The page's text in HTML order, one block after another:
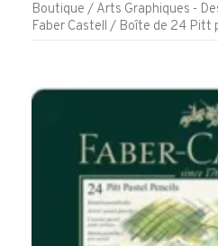
Boutique / Arts Graphiques -
Faber Castell / Boîte de 24 Pitt